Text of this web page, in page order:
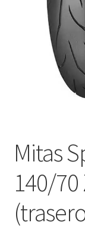
Mitas
140/70